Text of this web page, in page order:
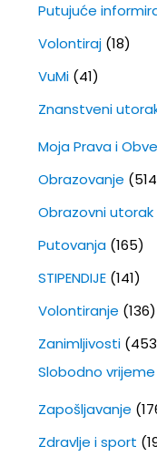
Putujuće
Volontiraj(18)
VuMi(41)
Znanstveni
Moja Prava i
Obrazovanje
Obrazovni utorak
Putovanja(165)
STIPENDIJE(141)
Volontiranje (136)
Zanimljivosti
Slobodno vrijeme
Zapošljavanje
Zdravlje i sport